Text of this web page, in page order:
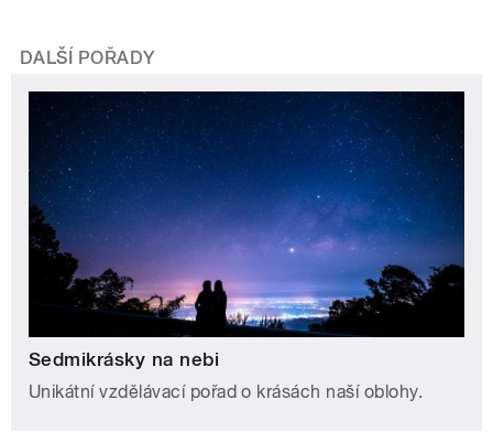
DALŠÍ POŘADY
Sedmikrásky na nebi
Unikátní vzdělávací pořad o krásách naší oblohy.